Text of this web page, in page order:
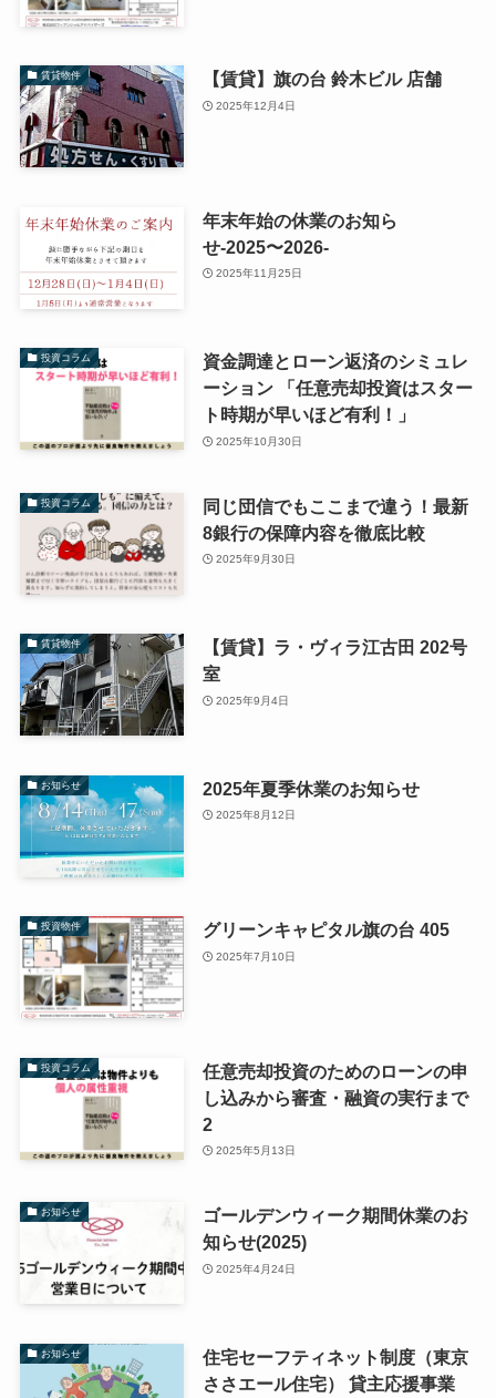
賃貸物件 【賃貸】旗の台 鈴木ビル 店舗
2025年12月4日
年末年始の休業のお知ら
せ-2025〜2026-
2025年11月25日
投資コラム
資金調達とローン返済のシミュレ
ーション 「任意売却投資はスター
ト時期が早いほど有利！」
2025年10月30日
投資コラム
同じ団信でもここまで違う！最新
8銀行の保障内容を徹底比較
2025年9月30日
賃貸物件
【賃貸】ラ・ヴィラ江古田 202号
室
2025年9月4日
お知らせ 2025年夏季休業のお知らせ
2025年8月12日
投資物件 グリーンキャピタル旗の台 405
2025年7月10日
投資コラム
任意売却投資のためのローンの申
し込みから審査・融資の実行まで
2
2025年5月13日
お知らせ
ゴールデンウィーク期間休業のお
知らせ(2025)
2025年4月24日
お知らせ
住宅セーフティネット制度（東京
ささエール住宅） 貸主応援事業